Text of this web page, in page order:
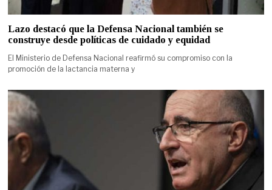
Lazo destacó que la Defensa Nacional también se
construye desde políticas de cuidado y equidad
El Ministerio de Defensa Nacional reafirmó su compromiso con la
promoción de la lactancia materna y